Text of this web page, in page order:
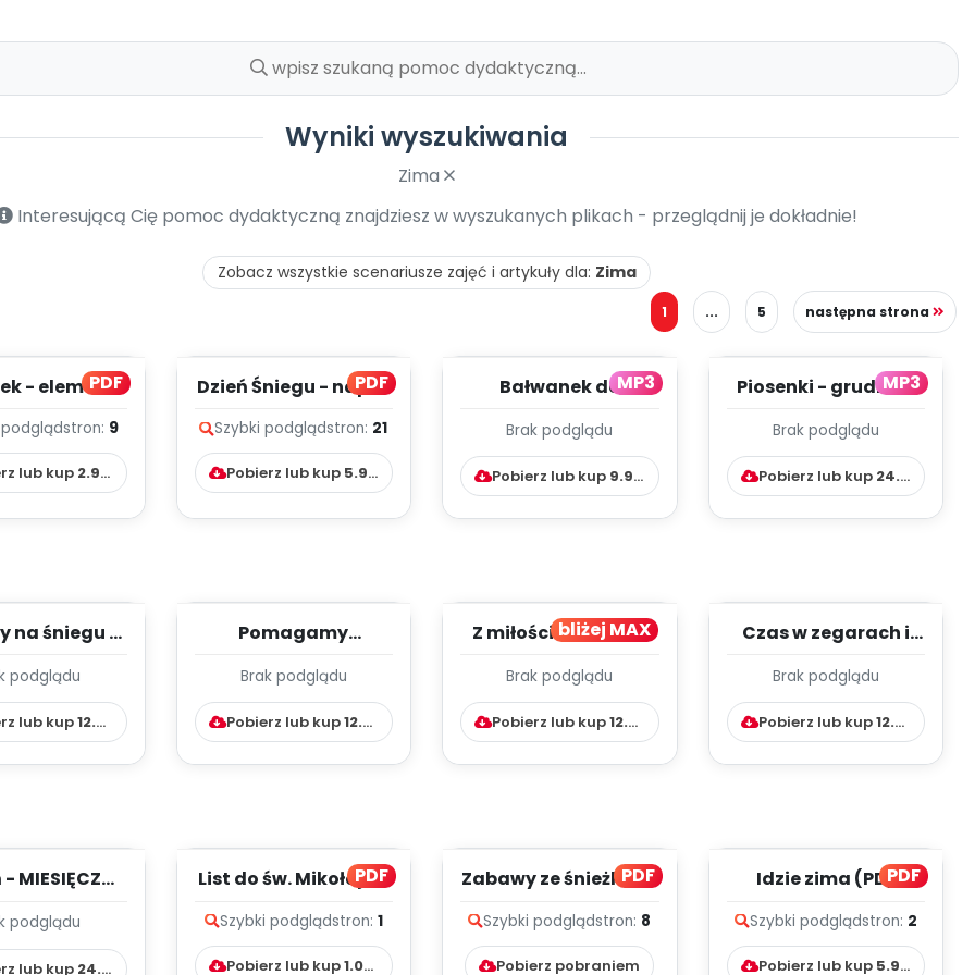
Wyniki wyszukiwania
Zima
Interesującą Cię pomoc dydaktyczną znajdziesz w wyszukanych plikach - przeglądnij je dokładnie!
Zobacz wszystkie scenariusze zajęć i artykuły dla: Zima
1 ... 5 następna strona
PDF
- elementy
podglądstron: 9
lub kup 2.90
PDF
Dzień Śniegu - napis,
Szybki podglądstron: 21
Pobierz lub kup 5.90 zł
MP3
Bałwanek do
Brak podglądu
Pobierz lub kup 9.99 zł
MP3
Piosenki - grudzień
Brak podglądu
Pobierz lub kup 24.99 zł
na śniegu -
PLAN
WYCH....
podglądu
lub kup12.99 zł
Pomagamy
styczeń-
TYGODNIOWY PLAN
PRACY WY...
Brak podglądu
Pobierz lub kup12.99 zł
bliżej MAX
Z miłości do babci i
TYGODNIOWY PLA...
Brak podglądu
Pobierz lub kup12.99 zł
Czas w zegarach i
styczeń-
TYGODNIOWY PL...
Brak podglądu
Pobierz lub kup12.99 zł
MIESIĘCZNY
–
podglądu
lub kup 24.99 zł
PDF
List do św. Mikołaja -
Szybki podglądstron: 1
Pobierz lub kup1.00 zł
PDF
Zabawy ze śnieżkami
Szybki podglądstron: 8
Pobierz pobraniem
PDF
Idzie zima (PD)
Szybki podglądstron: 2
Pobierz lub kup 5.99 zł